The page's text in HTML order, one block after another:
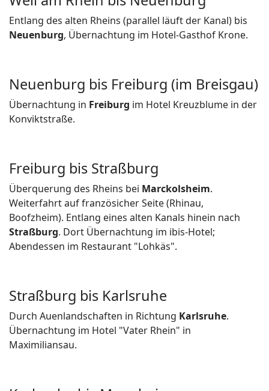
Entlang des alten Rheins (parallel läuft der Kanal) bis
Neuenburg, Übernachtung im Hotel-Gasthof Krone.
Neuenburg bis Freiburg (im Breisgau)
Übernachtung in Freiburg im Hotel Kreuzblume in der
Konviktstraße.
Freiburg bis Straßburg
Überquerung des Rheins bei Marckolsheim.
Weiterfahrt auf französicher Seite (Rhinau,
Boofzheim). Entlang eines alten Kanals hinein nach
Straßburg. Dort Übernachtung im ibis-Hotel;
Abendessen im Restaurant "Lohkäs".
Straßburg bis Karlsruhe
Durch Auenlandschaften in Richtung Karlsruhe.
Übernachtung im Hotel "Vater Rhein" in
Maximiliansau.